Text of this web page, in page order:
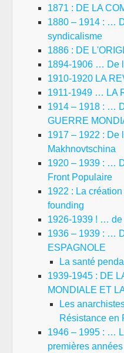
1871 : DE LA
1880 – 1914 : …
syndicalisme
1886 : DE
1894-1906 … De
1910-1920 LA
1911-1949 … LA
1914 – 1918 : …
GUERRE
1917 – 1922 : De
Makhnovtschina
1920 – 1939 : …
Front Populaire
1922 : La
founding
1926-1939 ! …
1936 – 1939 : …
ESPAGNOLE
La santé
1939-1945 : DE
MONDIALE ET
Les
Résistance en
1946 – 1995 : …
premières années